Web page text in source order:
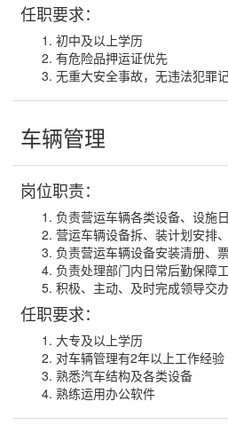
任职要求：
初中及以上学历
有危险品押运证优先
无重大安全事故，无违法犯罪
车辆管理
岗位职责：
负责营运车辆各类设备、设施
营运车辆设备拆、装计划安排
负责营运车辆设备安装清册、
负责处理部门内日常后勤保障
积极、主动、及时完成领导交
任职要求：
大专及以上学历
对车辆管理有2年以上工作经验
熟悉汽车结构及各类设备
熟练运用办公软件